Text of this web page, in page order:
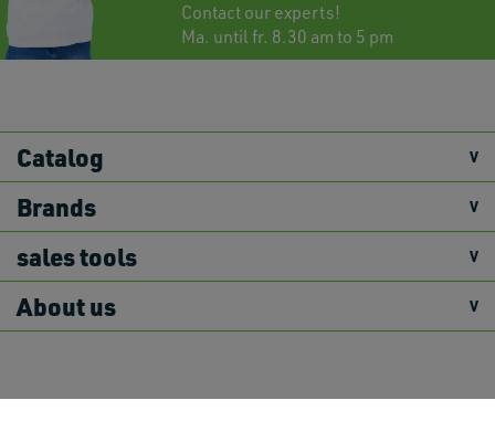
Contact our experts!
Ma. until fr. 8.30 am to 5 pm
Catalog
Brands
sales tools
About us